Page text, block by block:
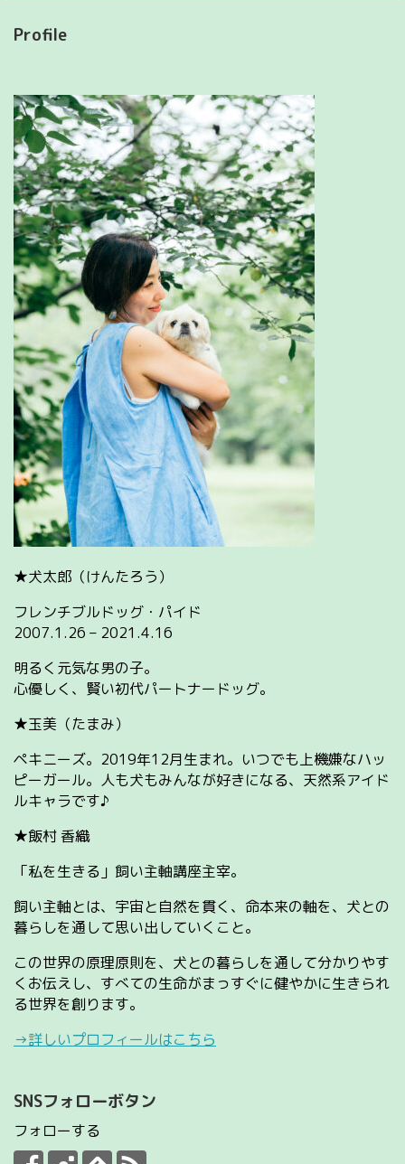
Profile
★犬太郎（けんたろう）
フレンチブルドッグ・パイド
2007.1.26 – 2021.4.16
明るく元気な男の子。
心優しく、賢い初代パートナードッグ。
★玉美（たまみ）
ペキニーズ。2019年12月生まれ。いつでも上機嫌なハッ
ピーガール。人も犬もみんなが好きになる、天然系アイド
ルキャラです♪
★飯村 香織
「私を生きる」飼い主軸講座主宰。
飼い主軸とは、宇宙と自然を貫く、命本来の軸を、犬との
暮らしを通して思い出していくこと。
この世界の原理原則を、犬との暮らしを通して分かりやす
くお伝えし、すべての生命がまっすぐに健やかに生きられ
る世界を創ります。
→詳しいプロフィールはこちら
SNSフォローボタン
フォローする